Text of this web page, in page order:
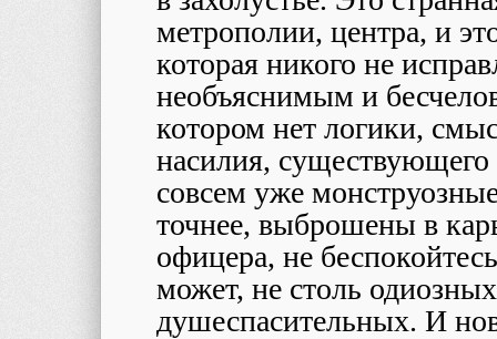
метрополии, центра, и
которая никого не
необъяснимым и
котором нет логики,
насилия, существующего
совсем уже
точнее, выброшены в
офицера, не
может, не столь
душеспасительных. И